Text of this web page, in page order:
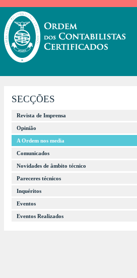
SECÇÕES
Revista de Imprensa
Opinião
A Ordem nos media
Comunicados
Novidades de âmbito técnico
Pareceres técnicos
Inquéritos
Eventos
Eventos Realizados